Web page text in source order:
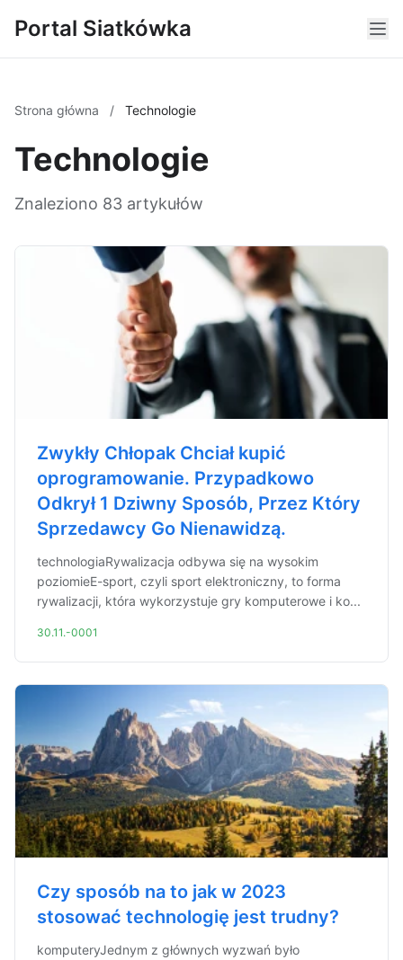
Portal Siatkówka
Strona główna / Technologie
Technologie
Znaleziono 83 artykułów
Zwykły Chłopak Chciał kupić
oprogramowanie. Przypadkowo
Odkrył 1 Dziwny Sposób, Przez Który
Sprzedawcy Go Nienawidzą.
technologiaRywalizacja odbywa się na wysokim
poziomieE-sport, czyli sport elektroniczny, to forma
rywalizacji, która wykorzystuje gry komputerowe i ko...
30.11.-0001
Czy sposób na to jak w 2023
stosować technologię jest trudny?
komputeryJednym z głównych wyzwań było